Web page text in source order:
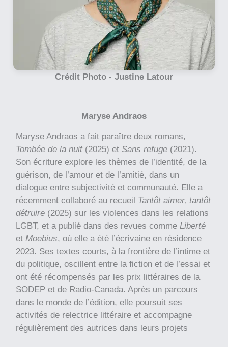
Crédit Photo - Justine Latour
Maryse Andraos
Maryse Andraos a fait paraître deux romans,
Tombée de la nuit (2025) et Sans refuge (2021).
Son écriture explore les thèmes de l’identité, de la
guérison, de l’amour et de l’amitié, dans un
dialogue entre subjectivité et communauté. Elle a
récemment collaboré au recueil Tantôt aimer, tantôt
détruire (2025) sur les violences dans les relations
LGBT, et a publié dans des revues commeLiberté
etMoebius, où elle a été l’écrivaine en résidence
2023. Ses textes courts, à la frontière de l’intime et
du politique, oscillent entre la fiction et de l’essai et
ont été récompensés par les prix littéraires de la
SODEP et de Radio-Canada. Après un parcours
dans le monde de l’édition, elle poursuit ses
activités de relectrice littéraire et accompagne
régulièrement des autrices dans leurs projets